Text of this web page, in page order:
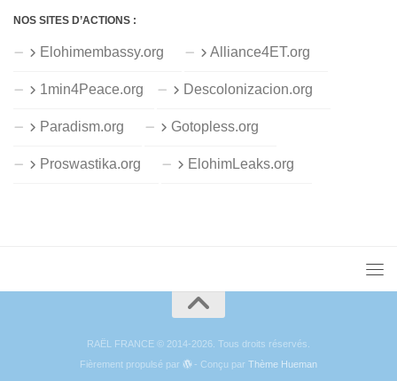
NOS SITES D’ACTIONS :
Elohimembassy.org Alliance4ET.org
1min4Peace.org Descolonizacion.org
Paradism.org Gotopless.org
Proswastika.org ElohimLeaks.org
RAËL FRANCE © 2014-2026. Tous droits réservés.
Fièrement propulsé par
- Conçu parThème Hueman